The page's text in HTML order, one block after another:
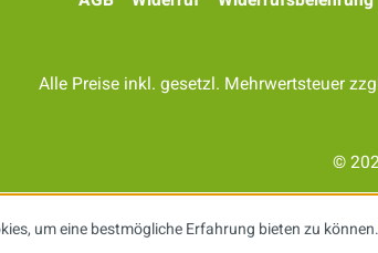
Alle Preise inkl. gesetzl. Mehrwertsteuer
©
um eine bestmögliche Erfahrung bieten zu können.